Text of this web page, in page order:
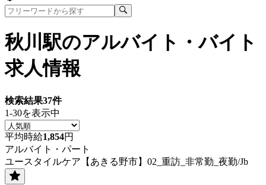
秋川駅のアルバイト・バイト
求人情報
検索結果37件
1-30を表示中
平均時給1,854円
アルバイト・パート
ユースタイルケア【あきる野市】02_重訪_非常勤_夜勤/Jb